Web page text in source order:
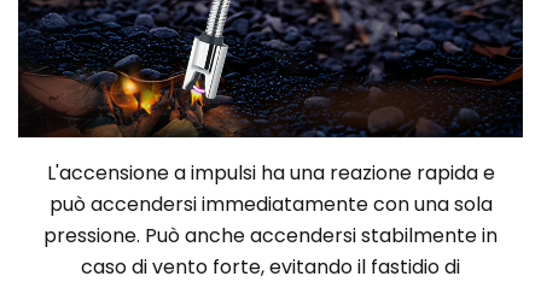
L'accensione a impulsi ha una reazione rapida e
può accendersi immediatamente con una sola
pressione. Può anche accendersi stabilmente in
caso di vento forte, evitando il fastidio di